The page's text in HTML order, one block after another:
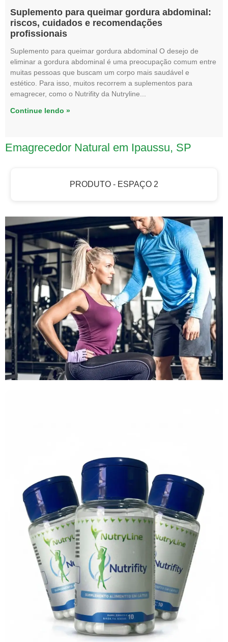
Suplemento para queimar gordura abdominal:
riscos, cuidados e recomendações
profissionais
Suplemento para queimar gordura abdominal O desejo de
eliminar a gordura abdominal é uma preocupação comum entre
muitas pessoas que buscam um corpo mais saudável e
estético. Para isso, muitos recorrem a suplementos para
emagrecer, como o Nutrifity da Nutryline
Continue lendo »
Emagrecedor Natural em Ipaussu, SP
PRODUTO - ESPAÇO 2